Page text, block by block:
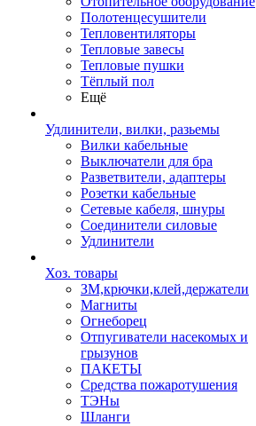
Полотенцесушители
Тепловентиляторы
Тепловые завесы
Тепловые пушки
Тёплый пол
Ещё
Удлинители, вилки, разьемы
Вилки кабельные
Выключатели для бра
Разветвители, адаптеры
Розетки кабельные
Сетевые кабеля, шнуры
Соединители силовые
Удлинители
Хоз. товары
ЗМ,крючки,клей,держатели
Магниты
Огнеборец
Отпугиватели насекомых и
грызунов
ПАКЕТЫ
Средства пожаротушения
ТЭНы
Шланги